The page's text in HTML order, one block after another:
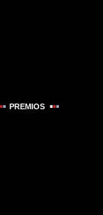
PREMIOS